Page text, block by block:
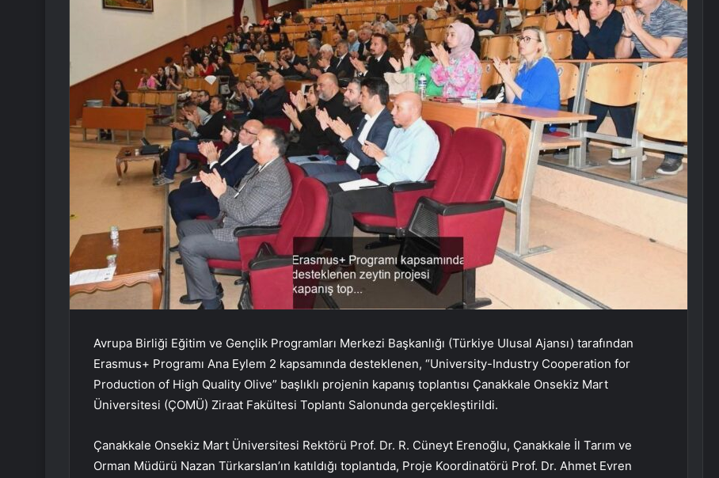
Avrupa Birliği Eğitim ve Gençlik Programları Merkezi Başkanlığı (Türkiye Ulusal Ajansı) tarafından
Erasmus+ Programı Ana Eylem 2 kapsamında desteklenen, “University-Industry Cooperation for
Production of High Quality Olive” başlıklı projenin kapanış toplantısı Çanakkale Onsekiz Mart
Üniversitesi (ÇOMÜ) Ziraat Fakültesi Toplantı Salonunda gerçekleştirildi.
Çanakkale Onsekiz Mart Üniversitesi Rektörü Prof. Dr. R. Cüneyt Erenoğlu, Çanakkale İl Tarım ve
Orman Müdürü Nazan Türkarslan’ın katıldığı toplantıda, Proje Koordinatörü Prof. Dr. Ahmet Evren